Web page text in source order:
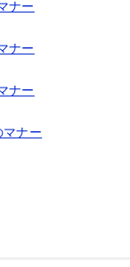
ナー
ナー
ナー
ナー